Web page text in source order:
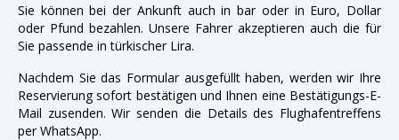
Sie können bei der Ankunft auch in bar oder in Euro, Dollar
oder Pfund bezahlen. Unsere Fahrer akzeptieren auch die für
Sie passende in türkischer Lira.
Nachdem Sie das Formular ausgefüllt haben, werden wir Ihre
Reservierung sofort bestätigen und Ihnen eine Bestätigungs-E-
Mail zusenden. Wir senden die Details des Flughafentreffens
per WhatsApp.